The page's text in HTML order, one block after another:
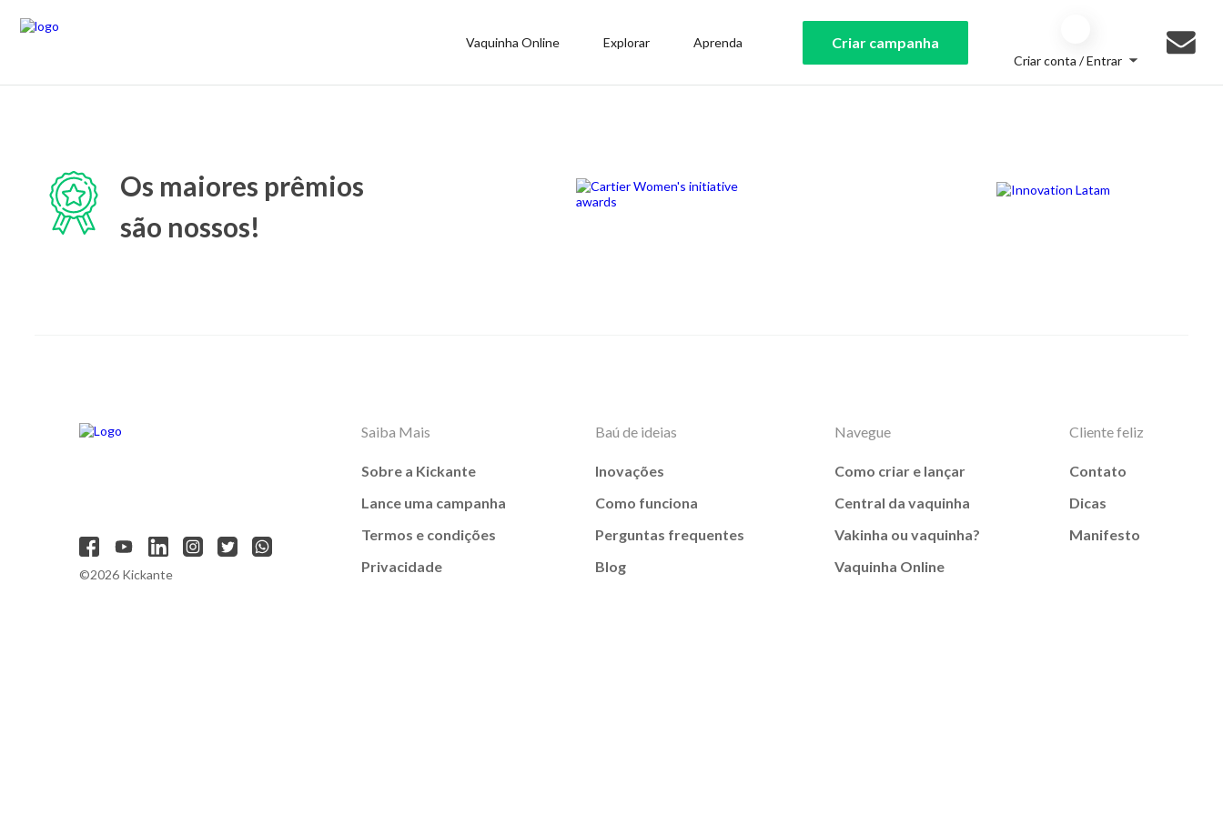
Vaquinha Online Explorar Aprenda Criar campanha
Criar conta / Entrar
Os maiores prêmios
são nossos!
©2026 Kickante
Saiba Mais
Sobre a Kickante
Lance uma campanha
Termos e condições
Privacidade
Baú de ideias
Inovações
Como funciona
Perguntas frequentes
Blog
Navegue
Como criar e lançar
Central da vaquinha
Vakinha ou vaquinha?
Vaquinha Online
Cliente feliz
Contato
Dicas
Manifesto